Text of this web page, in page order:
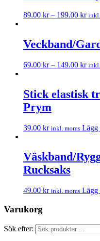
89.00 kr– 199.00 kr
Veckband/
69.00 kr– 149.00 kr
Stick elastisk
Prym
39.00 kr inkl. moms Lägg
Väskband/
Rucksaks
49.00 kr inkl. moms Lägg
Varukorg
Sök efter: